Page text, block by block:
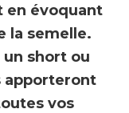
en évoquant
la semelle.
short ou
apporteront
vos